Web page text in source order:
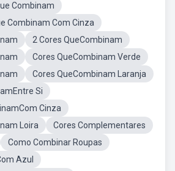
Combinam
Combinam Com Cinza
2 Cores QueCombinam
Cores QueCombinam Verde
Cores QueCombinam Laranja
Si
Cinza
Loira
Cores Complementares
Como Combinar Roupas
Azul